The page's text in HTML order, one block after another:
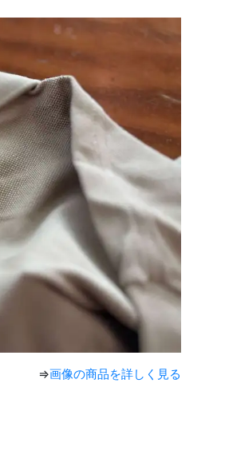
⇒画像の商品を詳しく見る